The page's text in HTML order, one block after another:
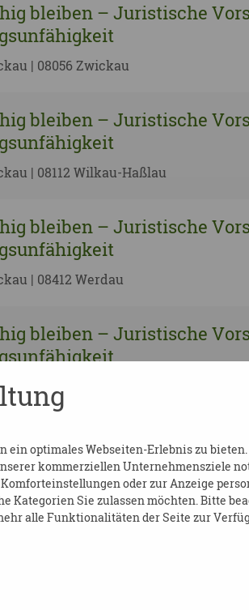
bleiben – Juristische
| 08056 Zwickau
bleiben – Juristische
| 08112 Wilkau-Haßlau
bleiben – Juristische
| 08412 Werdau
bleiben – Juristische
| 08371 Glauchau
bleiben – Juristische
| 08451 Crimmitschau
ein optimales Webseiten-Erlebnis zu
kommerziellen Unternehmensziele
oder zur Anzeige
Kategorien Sie zulassen möchten. Bitte
alle Funktionalitäten der Seite zur